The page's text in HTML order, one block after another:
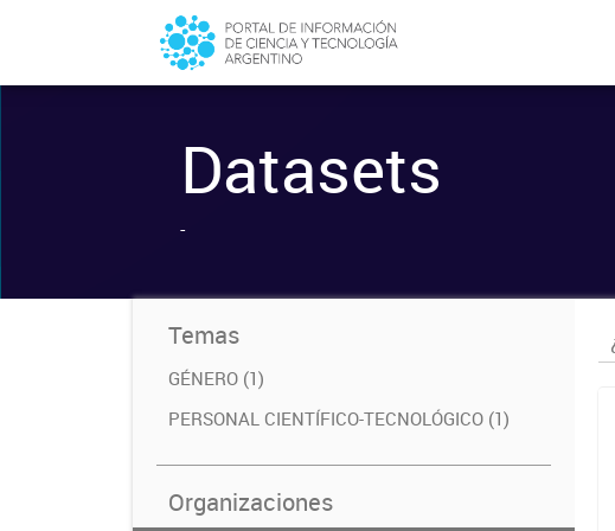
Datasets
-
Temas
GÉNERO (1)
PERSONAL CIENTÍFICO-TECNOLÓGICO (1)
Organizaciones